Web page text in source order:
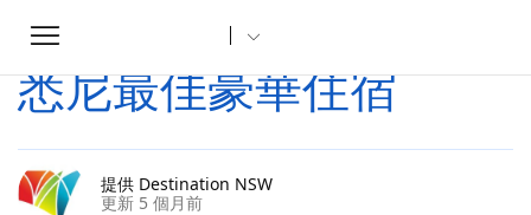
Toggle
navigation
家 悉尼最佳豪華住宿
悉尼最佳豪華住宿
提供 Destination NSW
更新 5 個月前